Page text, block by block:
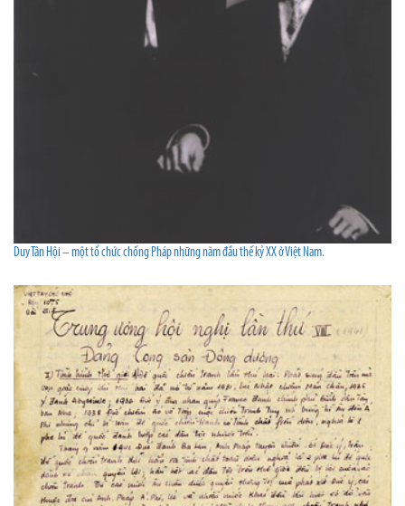
Duy Tân Hội – một tổ chức chống Pháp những năm đầu thế kỷ XX ở Việt Nam.